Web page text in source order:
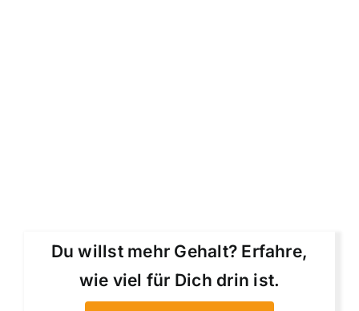
Du willst mehr Gehalt? Erfahre,
wie viel für Dich drin ist.